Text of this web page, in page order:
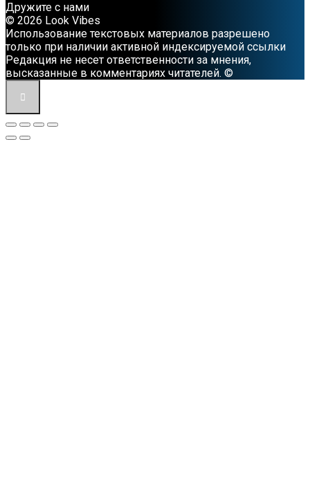
Дружите с нами
© 2026 Look Vibes
Использование текстовых материалов разрешено
только при наличии активной индексируемой ссылки
Редакция не несет ответственности за мнения,
высказанные в комментариях читателей. ©